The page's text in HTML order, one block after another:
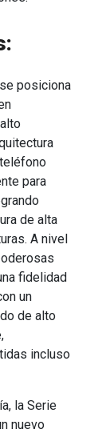
posiciona
para
de alta
A nivel
fidelidad
un
de alto
incluso
la Serie
nuevo